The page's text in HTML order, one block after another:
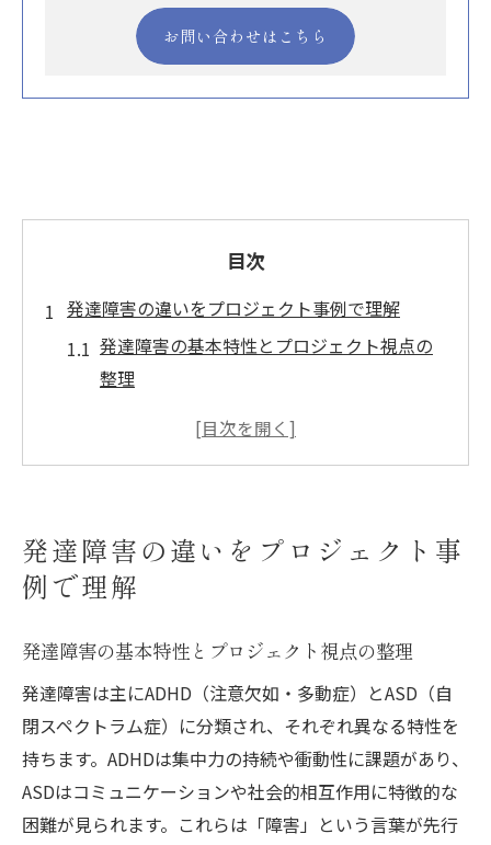
お問い合わせはこちら
目次
発達障害の違いをプロジェクト事例で理解
発達障害の基本特性とプロジェクト視点の
整理
ADHDとASDの違いを発達障害事例で深掘り
NHK発達障害番組の視点を取り入れる方法
ADHDとASDの支援実例から学ぶ工夫
応
ADHDの3秒ルールを活かす発達障害支援策
ASDの謝罪行動を理解する発達障害支援の
視点
発達障害プロジェクトで得る現場の支援ノ
発達障害の違いをプロジェクト事
例で理解
発達障害の基本特性とプロジェクト視点の整理
発達障害は主にADHD（注意欠如・多動症）とASD（自
閉スペクトラム症）に分類され、それぞれ異なる特性を
持ちます。ADHDは集中力の持続や衝動性に課題があり、
ASDはコミュニケーションや社会的相互作用に特徴的な
困難が見られます。これらは「障害」という言葉が先行